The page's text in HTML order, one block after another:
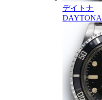
デイトナ
DAYTONA